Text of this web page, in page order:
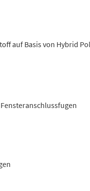
auf Basis von Hybrid